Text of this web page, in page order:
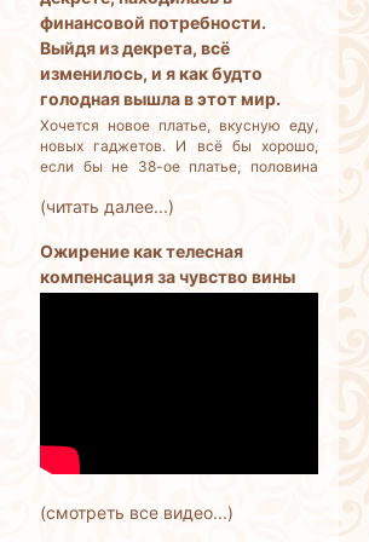
финансовой потребности.
Выйдя из декрета, всё
изменилось, и я как будто
голодная вышла в этот мир.
Хочется новое платье, вкусную еду,
новых гаджетов. И всё бы хорошо,
если бы не 38-ое платье, половина
много, и не успеваем съедать. Как
человек, но деньги трачу бездумно.
(читать далее...)
Ожирение как телесная
компенсация за чувство вины
(смотреть все видео...)